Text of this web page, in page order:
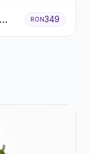
RON349